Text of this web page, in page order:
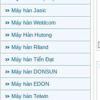
Máy hàn Jasic
Máy hàn Weldcom
Máy Hàn Hutong
Máy hàn Riland
Máy hàn Tiến Đạt
Máy hàn DONSUN
Máy hàn EDON
Máy hàn Telwin